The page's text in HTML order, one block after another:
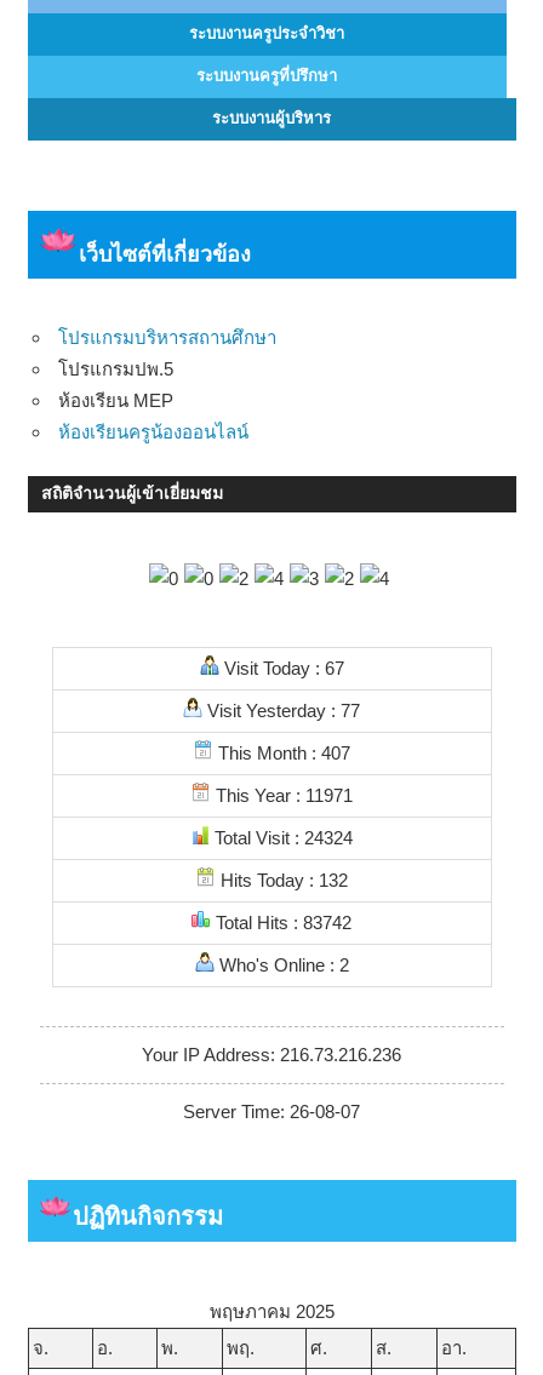
ระบบงานครูประจำวิชา
ระบบงานครูที่ปรึกษา
ระบบงานผู้บริหาร
เว็บไซต์ที่เกี่ยวข้อง
โปรแกรมบริหารสถานศึกษา
โปรแกรมปพ.5
ห้องเรียน MEP
ห้องเรียนครูน้องออนไลน์
สถิติจำนวนผู้เข้าเยี่ยมชม
Visit Today : 67
Visit Yesterday : 77
This Month : 407
This Year : 11971
Total Visit : 24324
Hits Today : 132
Total Hits : 83742
Who's Online : 2
Your IP Address: 216.73.216.236
Server Time: 26-08-07
ปฏิทินกิจกรรม
พฤษภาคม 2025
จ.
อ. พ. พฤ. ศ. ส.
อา.